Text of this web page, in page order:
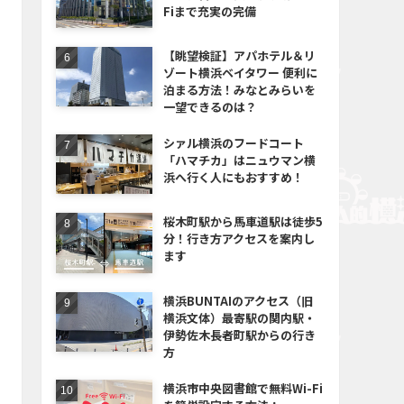
Fiまで充実の完備
【眺望検証】アパホテル＆リ
ゾート横浜ベイタワー 便利に
泊まる方法！みなとみらいを
一望できるのは？
シァル横浜のフードコート
「ハマチカ」はニュウマン横
浜へ行く人にもおすすめ！
桜木町駅から馬車道駅は徒歩5
分！行き方アクセスを案内し
ます
横浜BUNTAIのアクセス（旧
横浜文体）最寄駅の関内駅・
伊勢佐木長者町駅からの行き
方
横浜市中央図書館で無料Wi-Fi